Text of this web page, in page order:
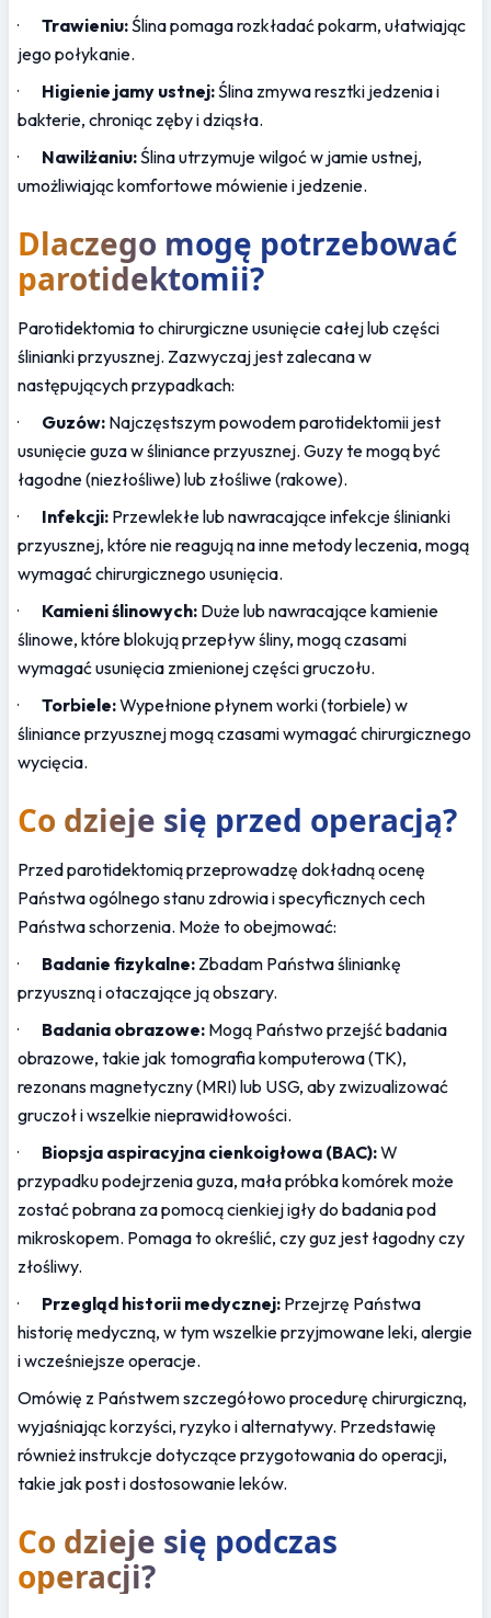
· Trawieniu: Ślina pomaga rozkładać pokarm, ułatwiając
jego połykanie.
· Higienie jamy ustnej: Ślina zmywa resztki jedzenia i
bakterie, chroniąc zęby i dziąsła.
· Nawilżaniu: Ślina utrzymuje wilgoć w jamie ustnej,
umożliwiając komfortowe mówienie i jedzenie.
Dlaczego mogę potrzebować
parotidektomii?
Parotidektomia to chirurgiczne usunięcie całej lub części
ślinianki przyusznej. Zazwyczaj jest zalecana w
następujących przypadkach:
· Guzów: Najczęstszym powodem parotidektomii jest
usunięcie guza w śliniance przyusznej. Guzy te mogą być
łagodne (niezłośliwe) lub złośliwe (rakowe).
· Infekcji: Przewlekłe lub nawracające infekcje ślinianki
przyusznej, które nie reagują na inne metody leczenia, mogą
wymagać chirurgicznego usunięcia.
· Kamieni ślinowych: Duże lub nawracające kamienie
ślinowe, które blokują przepływ śliny, mogą czasami
wymagać usunięcia zmienionej części gruczołu.
· Torbiele: Wypełnione płynem worki (torbiele) w
śliniance przyusznej mogą czasami wymagać chirurgicznego
wycięcia.
Co dzieje się przed operacją?
Przed parotidektomią przeprowadzę dokładną ocenę
Państwa ogólnego stanu zdrowia i specyficznych cech
Państwa schorzenia. Może to obejmować:
· Badanie fizykalne: Zbadam Państwa śliniankę
przyuszną i otaczające ją obszary.
· Badania obrazowe: Mogą Państwo przejść badania
obrazowe, takie jak tomografia komputerowa (TK),
rezonans magnetyczny (MRI) lub USG, aby zwizualizować
gruczoł i wszelkie nieprawidłowości.
· Biopsja aspiracyjna cienkoigłowa (BAC): W
przypadku podejrzenia guza, mała próbka komórek może
zostać pobrana za pomocą cienkiej igły do badania pod
mikroskopem. Pomaga to określić, czy guz jest łagodny czy
złośliwy.
· Przegląd historii medycznej: Przejrzę Państwa
historię medyczną, w tym wszelkie przyjmowane leki, alergie
i wcześniejsze operacje.
Omówię z Państwem szczegółowo procedurę chirurgiczną,
wyjaśniając korzyści, ryzyko i alternatywy. Przedstawię
również instrukcje dotyczące przygotowania do operacji,
takie jak post i dostosowanie leków.
Co dzieje się podczas
operacji?